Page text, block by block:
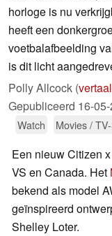
horloge is nu
heeft een
voetbalafbeelding
is dit licht
Polly Allcock (
Gepubliceerd 16-
Watch Movies /
Een nieuw Citizen
VS en Canada. Het
bekend als model
geïnspireerd
Shelley Loter.